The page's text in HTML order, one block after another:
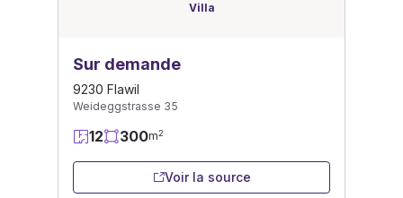
Villa
Sur demande
9230 Flawil
Weideggstrasse 35
12 300m2
Voir la source